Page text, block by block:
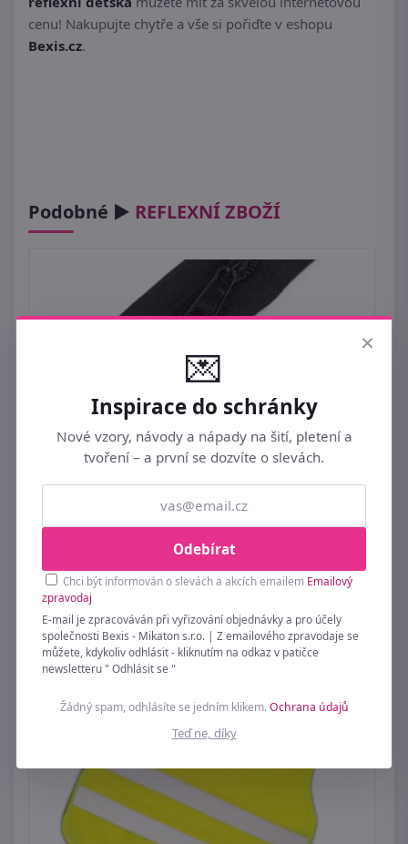
cenu! Nakupujte chytře a vše si pořiďte v eshopu
Bexis.cz.
Podobné ► REFLEXNÍ ZBOŽÍ
Poutko na jezdce / taháček 1 kus
×
💌
Inspirace do schránky
Nové vzory, návody a nápady na šití, pletení a
tvoření – a první se dozvíte o slevách.
Odebírat
Chci být informován o slevách a akcích emailem Emailový
zpravodaj
E-mail je zpracováván při vyřizování objednávky a pro účely
společnosti Bexis - Mikaton s.r.o. | Z emailového zpravodaje se
můžete, kdykoliv odhlásit - kliknutím na odkaz v patičce
newsletteru " Odhlásit se "
Žádný spam, odhlásíte se jedním klikem.Ochrana údajů
Teď ne, díky